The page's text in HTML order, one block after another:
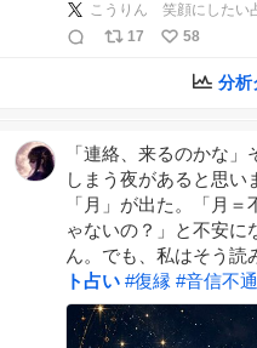
こうりん 笑顔にしたい
17
58
分析
「連絡、来るのかな
しまう夜があると思い
「月」が出た。「月
ゃないの？」と不安に
ん。でも、私はそう読
ト占い #復縁 #音信不通